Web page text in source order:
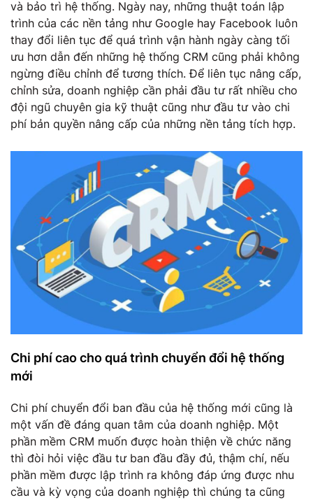
và bảo trì hệ thống. Ngày nay, những thuật toán lập
trình của các nền tảng như Google hay Facebook luôn
thay đổi liên tục để quá trình vận hành ngày càng tối
ưu hơn dẫn đến những hệ thống CRM cũng phải không
ngừng điều chỉnh để tương thích. Để liên tục nâng cấp,
chỉnh sửa, doanh nghiệp cần phải đầu tư rất nhiều cho
đội ngũ chuyên gia kỹ thuật cũng như đầu tư vào chi
phí bản quyền nâng cấp của những nền tảng tích hợp.
Chi phí cao cho quá trình chuyển đổi hệ thống
mới
Chi phí chuyển đổi ban đầu của hệ thống mới cũng là
một vấn đề đáng quan tâm của doanh nghiệp. Một
phần mềm CRM muốn được hoàn thiện về chức năng
thì đòi hỏi việc đầu tư ban đầu đầy đủ, thậm chí, nếu
phần mềm được lập trình ra không đáp ứng được nhu
cầu và kỳ vọng của doanh nghiệp thì chúng ta cũng